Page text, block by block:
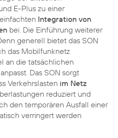
E-Plus zu einer
Integration von
bei. Die Einführung weiterer
generell bietet das SON
das Mobilfunknetz
an die tatsächlichen
Das SON sorgt
Verkehrslasten im Netz
reduziert und
den temporären Ausfall einer
verringert werden